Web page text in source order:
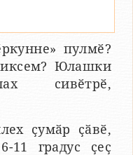
пулмӗ?
Юлашки
сивӗтрӗ,
ҫумӑр ҫӑвӗ,
11 градус ҫеҫ